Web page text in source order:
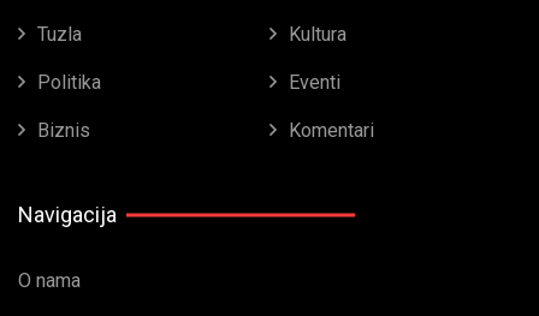
Tuzla Kultura
Politika Eventi
Biznis Komentari
Navigacija
O nama